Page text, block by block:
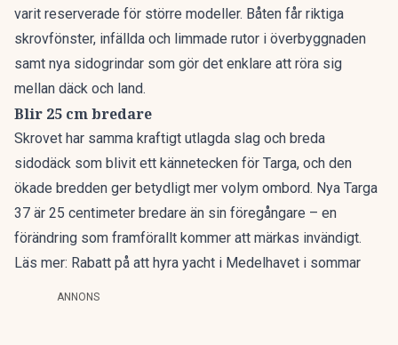
varit reserverade för större modeller. Båten får riktiga
skrovfönster, infällda och limmade rutor i överbyggnaden
samt nya sidogrindar som gör det enklare att röra sig
mellan däck och land.
Blir 25 cm bredare
Skrovet har samma kraftigt utlagda slag och breda
sidodäck som blivit ett kännetecken för Targa, och den
ökade bredden ger betydligt mer volym ombord. Nya Targa
37 är 25 centimeter bredare än sin föregångare – en
förändring som framförallt kommer att märkas invändigt.
Läs mer: Rabatt på att hyra yacht i Medelhavet i sommar
ANNONS